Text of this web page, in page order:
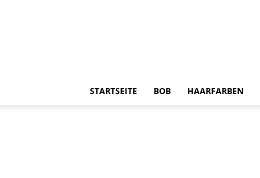
STARTSEITE BOB HAARFARBEN